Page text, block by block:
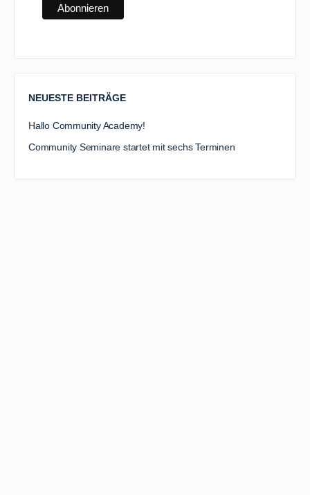
NEUESTE BEITRÄGE
Hallo Community Academy!
Community Seminare startet mit sechs Terminen